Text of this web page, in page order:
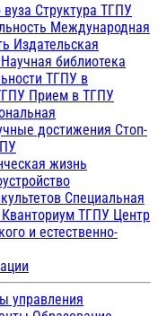
Структура ТГПУ
Международная
Издательская
Научная библиотека
ТГПУ в
Прием в ТГПУ
достижения Стоп-
жизнь
Специальная
Кванториум ТГПУ Центр
и естественно-
управления